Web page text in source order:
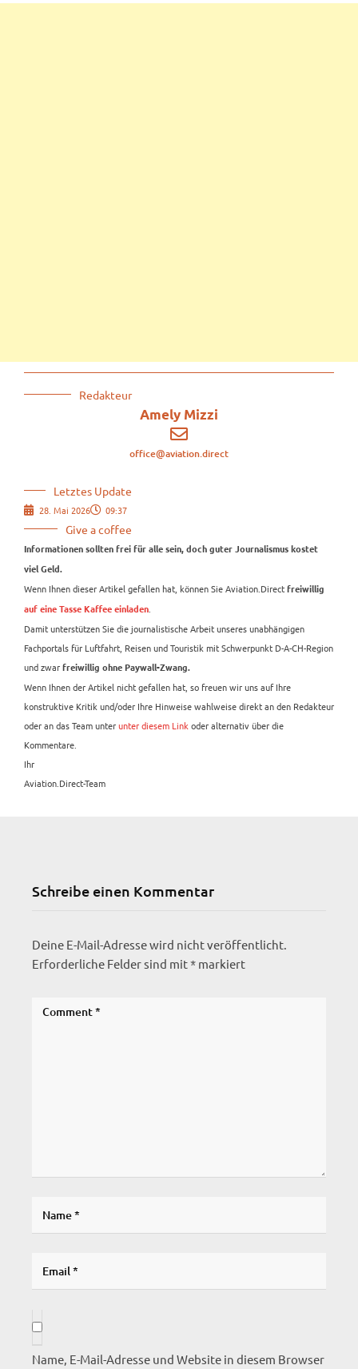
Redakteur
Amely Mizzi
office@aviation.direct
Letztes Update
28. Mai 2026 09:37
Give a coffee
Informationen sollten frei für alle sein, doch guter Journalismus kostet
viel Geld.
Wenn Ihnen dieser Artikel gefallen hat, können Sie Aviation.Direct freiwillig
auf eine Tasse Kaffee einladen
Damit unterstützen Sie die journalistische Arbeit unseres unabhängigen
Fachportals für Luftfahrt, Reisen und Touristik mit Schwerpunkt D-A-CH-Region
und zwar freiwillig ohne Paywall-Zwang.
Wenn Ihnen der Artikel nicht gefallen hat, so freuen wir uns auf Ihre
konstruktive Kritik und/oder Ihre Hinweise wahlweise direkt an den Redakteur
oder an das Team unterunter diesem Link oder alternativ über die
Kommentare.
Ihr
Aviation.Direct-Team
Schreibe einen Kommentar
Deine E-Mail-Adresse wird nicht veröffentlicht.
Erforderliche Felder sind mit* markiert
Name, E-Mail-Adresse und Website in diesem Browser